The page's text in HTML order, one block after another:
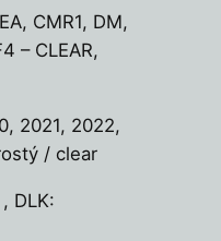
CMR1, DM,
– CLEAR,
2021, 2022,
/ clear
DLK: